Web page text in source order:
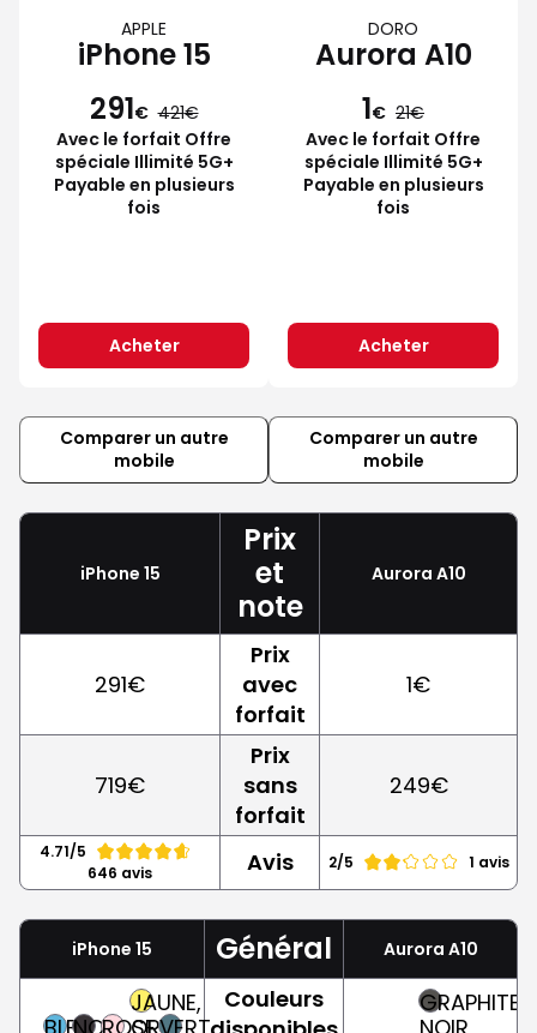
APPLE
iPhone 15
291€ 421
Avec le forfait Offre
spéciale Illimité 5G+
Payable en plusieurs
fois
Acheter
DORO
Aurora A10
1€ 21
Avec le forfait Offre
spéciale Illimité 5G+
Payable en plusieurs
fois
Acheter
Comparer un autre
mobile
Comparer un autre
mobile
iPhone 15
Prix
et
note
Aurora A10
291€
Prix
avec
forfait
1€
719€
Prix
sans
forfait
249€
4.71/5
646 avis
Avis 2/5 1 avis
iPhone 15 Général Aurora A10
JAUNE,
Couleurs
GRAPHITE,